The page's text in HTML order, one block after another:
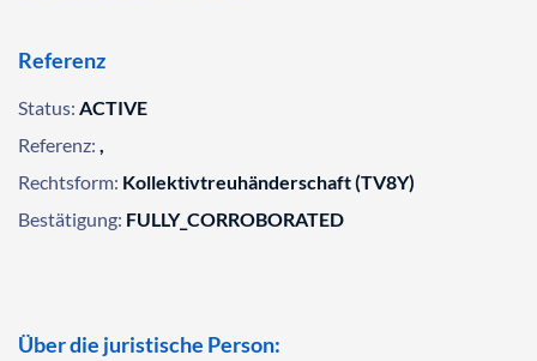
Referenz
Status: ACTIVE
Referenz: ,
Rechtsform: Kollektivtreuhänderschaft (TV8Y)
Bestätigung: FULLY_CORROBORATED
Über die juristische Person: